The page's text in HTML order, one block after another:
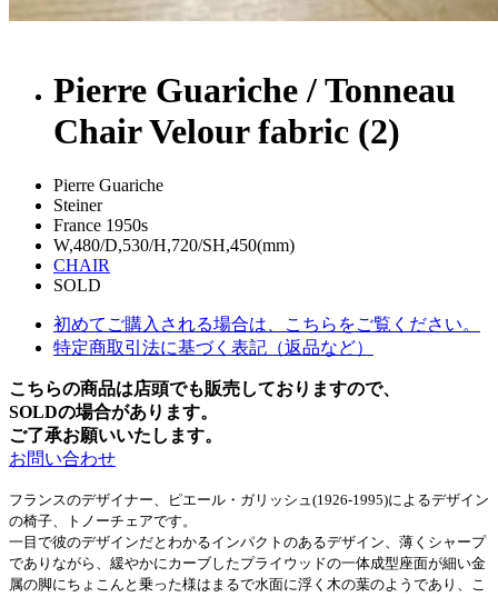
Pierre Guariche / Tonneau
Chair Velour fabric (2)
Pierre Guariche
Steiner
France 1950s
W,480/D,530/H,720/SH,450(mm)
CHAIR
SOLD
初めてご購入される場合は、こちらをご覧ください。
特定商取引法に基づく表記（返品など）
こちらの商品は店頭でも販売しておりますので、
SOLDの場合があります。
ご了承お願いいたします。
お問い合わせ
フランスのデザイナー、ピエール・ガリッシュ(1926-1995)によるデザイン
の椅子、トノーチェアです。
一目で彼のデザインだとわかるインパクトのあるデザイン、薄くシャープ
でありながら、緩やかにカーブしたプライウッドの一体成型座面が細い金
属の脚にちょこんと乗った様はまるで水面に浮く木の葉のようであり、こ